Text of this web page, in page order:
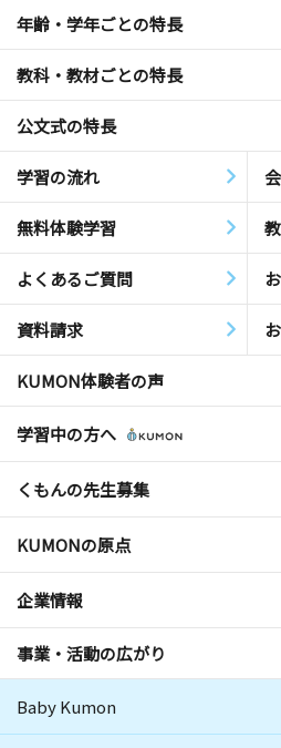
年齢・学年ごとの特長
教科・教材ごとの特長
公文式の特長
学習の流れ
無料体験学習
よくあるご質問
資料請求
KUMON体験者の声
学習中の方へ
くもんの先生募集
KUMONの原点
企業情報
事業・活動の広がり
Baby Kumon